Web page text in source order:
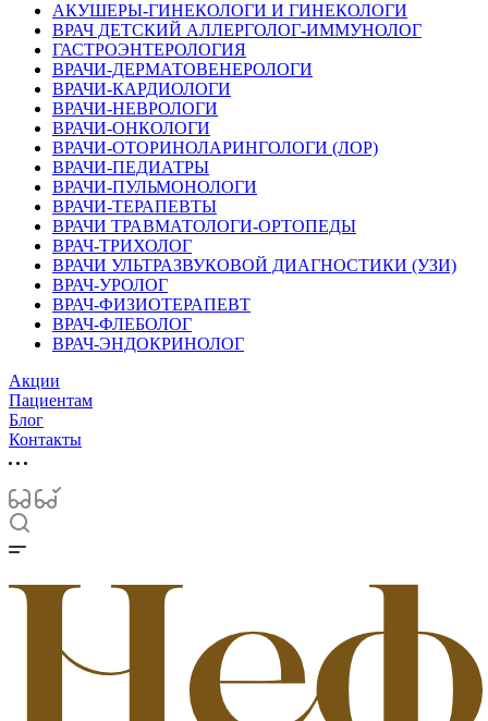
АКУШЕРЫ-ГИНЕКОЛОГИ И ГИНЕКОЛОГИ
ВРАЧ ДЕТСКИЙ АЛЛЕРГОЛОГ-ИММУНОЛОГ
ГАСТРОЭНТЕРОЛОГИЯ
ВРАЧИ-ДЕРМАТОВЕНЕРОЛОГИ
ВРАЧИ-КАРДИОЛОГИ
ВРАЧИ-НЕВРОЛОГИ
ВРАЧИ-ОНКОЛОГИ
ВРАЧИ-ОТОРИНОЛАРИНГОЛОГИ (ЛОР)
ВРАЧИ-ПЕДИАТРЫ
ВРАЧИ-ПУЛЬМОНОЛОГИ
ВРАЧИ-ТЕРАПЕВТЫ
ВРАЧИ ТРАВМАТОЛОГИ-ОРТОПЕДЫ
ВРАЧ-ТРИХОЛОГ
ВРАЧИ УЛЬТРАЗВУКОВОЙ ДИАГНОСТИКИ (УЗИ)
ВРАЧ-УРОЛОГ
ВРАЧ-ФИЗИОТЕРАПЕВТ
ВРАЧ-ФЛЕБОЛОГ
ВРАЧ-ЭНДОКРИНОЛОГ
Акции
Пациентам
Блог
Контакты